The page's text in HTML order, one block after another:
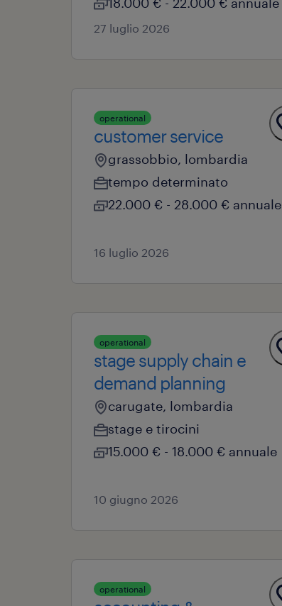
27 luglio 2026
operational
customer service
grassobbio, lombardia
tempo determinato
22.000 € - 28.000 € annuale
16 luglio 2026
operational
stage supply chain e
demand planning
carugate, lombardia
stage e tirocini
15.000 € - 18.000 € annuale
10 giugno 2026
operational